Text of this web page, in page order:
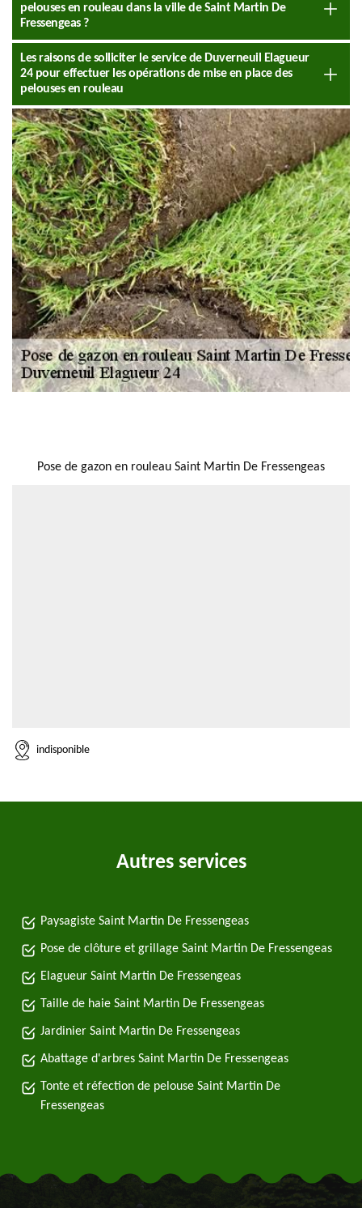
pelouses en rouleau dans la ville de Saint Martin De
Fressengeas ?
Les raisons de solliciter le service de Duverneuil Elagueur
24 pour effectuer les opérations de mise en place des
pelouses en rouleau
Pose de gazon en rouleau Saint Martin De Fressengeas
indisponible
Autres services
Paysagiste Saint Martin De Fressengeas
Pose de clôture et grillage Saint Martin De Fressengeas
Elagueur Saint Martin De Fressengeas
Taille de haie Saint Martin De Fressengeas
Jardinier Saint Martin De Fressengeas
Abattage d'arbres Saint Martin De Fressengeas
Tonte et réfection de pelouse Saint Martin De
Fressengeas